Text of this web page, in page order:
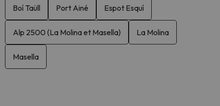
Boí Taüll Port Ainé Espot Esquí
Alp 2500 (La Molina et Masella) La Molina
Masella